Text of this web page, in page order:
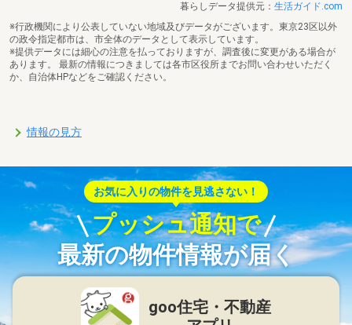
暮らしデータ提供元： 生活ガイド.com
※行政機関により公表していない地域及びデータがございます。東京23区以外
の政令指定都市は、市全体のデータとして表示しています。
※提供データには細心の注意を払っておりますが、調査後に変更がある場合が
あります。 最新の情報につきましては各市区役所までお問い合わせいただく
か、自治体HPなどをご確認ください。
情報の見方
お気に入りの物件を見逃さない！
プッシュ通知で
最新の物件情報が届く
goo住宅・不動産